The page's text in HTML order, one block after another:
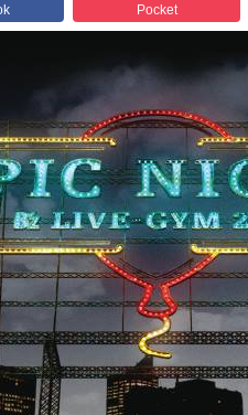
Pocket